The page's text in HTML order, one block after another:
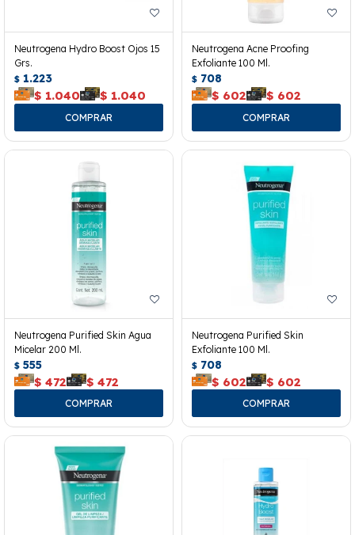
Neutrogena Hydro Boost Ojos 15
Grs.
$ 1.223
$ 1.040 $ 1.040
Neutrogena Acne Proofing
Exfoliante 100 Ml.
$ 708
$ 602 $ 602
Neutrogena Purified Skin Agua
Micelar 200 Ml.
$ 555
$ 472 $ 472
Neutrogena Purified Skin
Exfoliante 100 Ml.
$ 708
$ 602 $ 602